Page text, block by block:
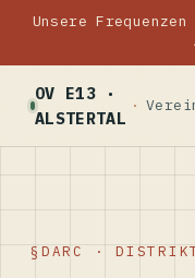
Unsere Frequenzen
OV E13 ·
ALSTERTAL
DARC · DISTRIKT